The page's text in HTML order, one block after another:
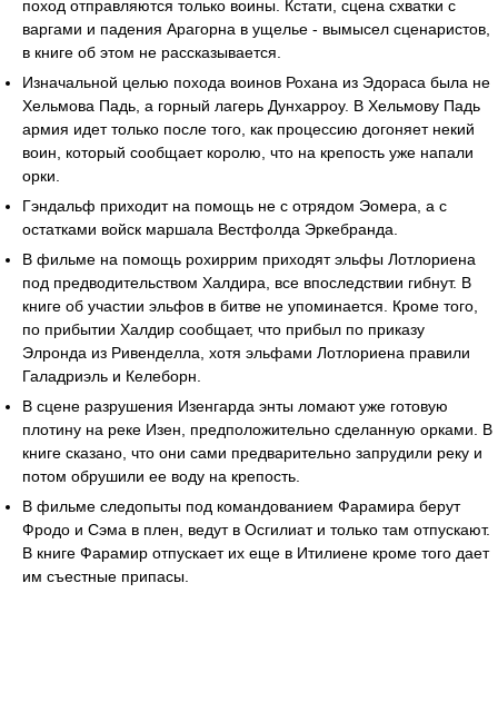
поход отправляются только воины. Кстати, сцена схватки с
варгами и падения Арагорна в ущелье - вымысел сценаристов,
в книге об этом не рассказывается.
Изначальной целью похода воинов Рохана из Эдораса была не
Хельмова Падь, а горный лагерь Дунхарроу. В Хельмову Падь
армия идет только после того, как процессию догоняет некий
воин, который сообщает королю, что на крепость уже напали
орки.
Гэндальф приходит на помощь не с отрядом Эомера, а с
остатками войск маршала Вестфолда Эркебранда.
В фильме на помощь рохиррим приходят эльфы Лотлориена
под предводительством Халдира, все впоследствии гибнут. В
книге об участии эльфов в битве не упоминается. Кроме того,
по прибытии Халдир сообщает, что прибыл по приказу
Элронда из Ривенделла, хотя эльфами Лотлориена правили
Галадриэль и Келеборн.
В сцене разрушения Изенгарда энты ломают уже готовую
плотину на реке Изен, предположительно сделанную орками. В
книге сказано, что они сами предварительно запрудили реку и
потом обрушили ее воду на крепость.
В фильме следопыты под командованием Фарамира берут
Фродо и Сэма в плен, ведут в Осгилиат и только там отпускают.
В книге Фарамир отпускает их еще в Итилиене кроме того дает
им съестные припасы.